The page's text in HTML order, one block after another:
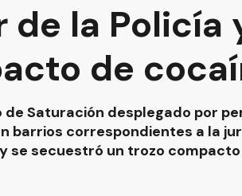
la Policía
de
de Saturación desplegado por
barrios correspondientes a la
se secuestró un trozo